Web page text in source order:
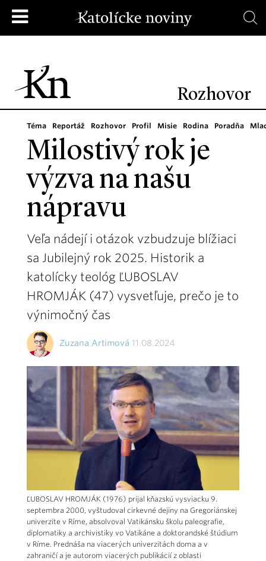
Rozhovor
Téma Reportáž Rozhovor Profil Misie Rodina Poradňa
Milostivý rok je
výzva na našu
nápravu
Veľa nádejí i otázok vzbudzuje blížiaci
sa Jubilejný rok 2025. Historik a
katolícky teológ ĽUBOSLAV
HROMJÁK (47) vysvetľuje, prečo je to
výnimočný čas
Zuzana Artimová 11.08.2024
ĽUBOSLAV HROMJÁK (1976) prijal kňazskú vysviacku 9.
septembra 2000, vyštudoval cirkevné dejiny na Gregoriánskej
univerzite v Ríme, absolvoval Vatikánsku školu paleografie,
diplomatiky a archivistiky vo Vatikáne a doktorandské štúdium
v Ríme. Prednáša na viacerých univerzitách doma a v
zahraničí a je autorom viacerých publikácií z oblasti